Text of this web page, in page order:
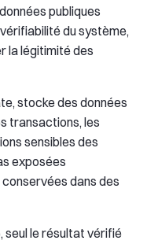
publiques
du système,
la légitimité des
stocke des données
transactions, les
sensibles des
exposées
dans des
seul le résultat vérifié